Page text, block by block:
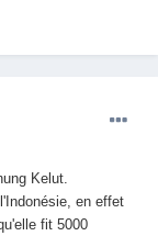
Kelut.
en effet
fit 5000